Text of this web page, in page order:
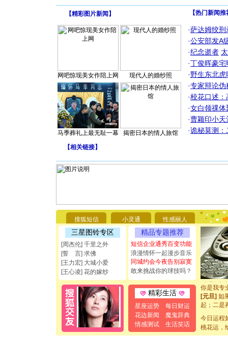
【精彩图片新闻 】
网吧惊现美女作陪上网 现代人的婚纱照
马季葬礼上最无耻一幕 揭密日本的情人旅馆
【热门新闻
·萨达姆绞刑
·公安部发A
·纪念逝者
·丁俊晖豪
·野生东北
·专家辩论伪
·校花口述：
·女白领祼体
·曹颖印小天
·诡秘莫测：
【相关链接】
搜狐短信 小灵通 性感丽人
三星图铃专区
[周杰伦] 千里之外
[誓 言] 求佛
[王力宏] 大城小爱
[王心凌] 花的嫁纱
精品专题推荐
短信企业通秀百变功能
浪漫情怀一起漫步音乐
同城约会今夜告别寂寞
敢来挑战你的球技吗？
精彩生活
星座运势
每日财运
花边新闻
魔鬼辞典
情感测试
生活笑话
你太多，
要平安！
[圣诞节]
能正大光
都要快乐
[圣诞节]
如意,快
[元旦]看
断电。爱
你是我专
[元旦] 如
起；二是
[元旦]当
泣，这痛
卖了。水
今日运程
桃花运，